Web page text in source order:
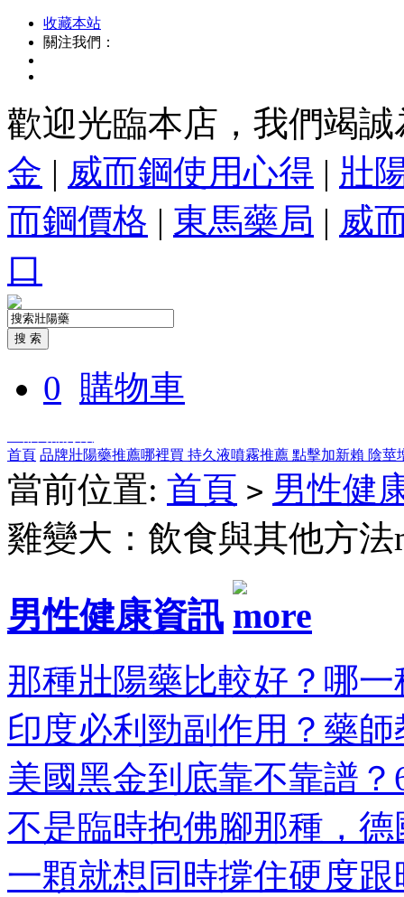
收藏本站
關注我們：
歡迎光臨本店，我們竭
金 | 威而鋼使用心得 | 壯
而鋼價格 | 東馬藥局 | 威
口
0 購物車
首頁 品牌壯陽藥推薦哪裡買 持久液噴霧推薦 點擊加新賴 陰莖
當前位置: 首頁 > 男性健
雞變大：飲食與其他方法
男性健康資訊
那種壯陽藥比較好？哪
印度必利勁副作用？藥
美國黑金到底靠不靠譜？
不是臨時抱佛腳那種，
一顆就想同時撐住硬度